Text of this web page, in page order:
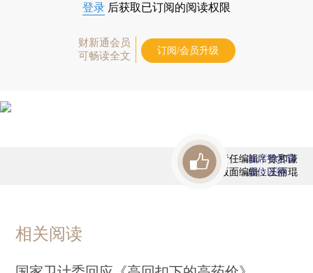
登录 后获取已订阅的阅读权限
财新通会员
可畅读全文
订阅/会员升级
责任编辑：徐和谦
版面编辑：王丽琨
首席赞赏官
虚位以待
相关阅读